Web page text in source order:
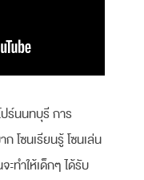
ร์นนทบุรี การ
โซนเรียนรู้ โซนเล่น
ทำให้เด็กๆ ได้รับ